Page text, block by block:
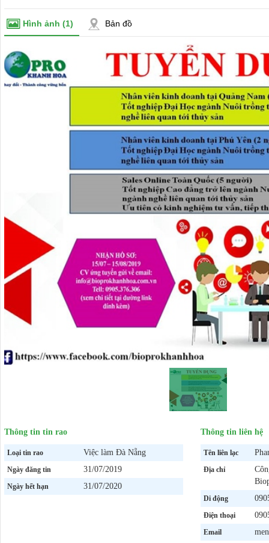
Hình ảnh (1) Bản đồ
Thông tin tin rao
Loại tin rao Việc làm Đà Nẵng
Ngày đăng tin 31/07/2019
Ngày hết hạn 31/07/2020
Thông tin liên hệ
Tên liên lạc
Địa chỉ
Di động
Điện thoại
Email